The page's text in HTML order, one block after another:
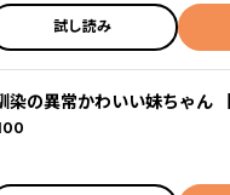
試し読み
染の異常かわいい妹ちゃん